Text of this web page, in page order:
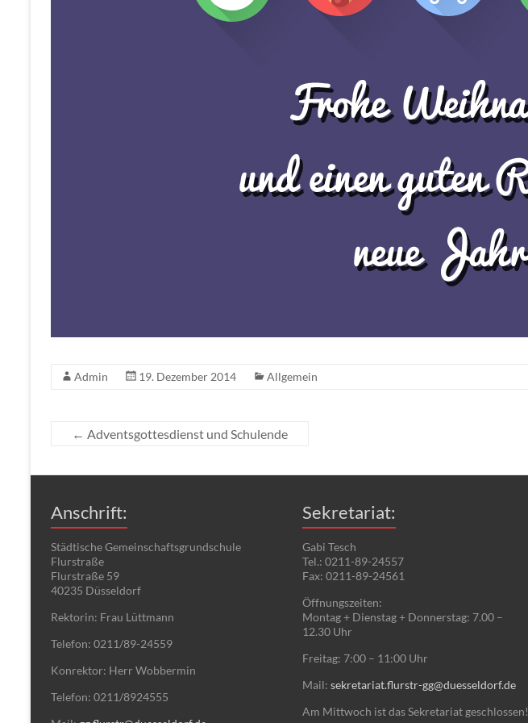
Admin 19. Dezember 2014 Allgemein
← Adventsgottesdienst und Schulende
Anschrift:
Städtische Gemeinschaftsgrundschule
Flurstraße
Flurstraße 59
40235 Düsseldorf
Rektorin: Frau Lüttmann
Telefon: 0211/89-24559
Konrektor: Herr Wobbermin
Telefon: 0211/8924555
Sekretariat:
Gabi Tesch
Tel.: 0211-89-24557
Fax: 0211-89-24561
Öffnungszeiten:
Montag + Dienstag + Donnerstag: 7.00 –
12.30 Uhr
Freitag: 7:00 – 11:00 Uhr
Mail: sekretariat.flurstr-gg@duesseldorf.de
Am Mittwoch ist das Sekretariat geschlossen!